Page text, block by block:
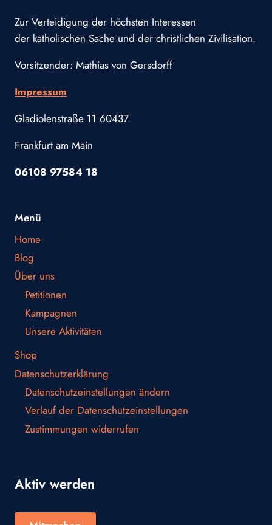
Zur Verteidigung der höchsten Interessen
der katholischen Sache und der christlichen Zivilisation.
Vorsitzender: Mathias von Gersdorff
Impressum
Gladiolenstraße 11 60437
Frankfurt am Main
06108 97584 18
Menü
Home
Blog
Über uns
Petitionen
Kampagnen
Unsere Aktivitäten
Shop
Datenschutzerklärung
Datenschutzeinstellungen ändern
Verlauf der Datenschutzeinstellungen
Zustimmungen widerrufen
Aktiv werden